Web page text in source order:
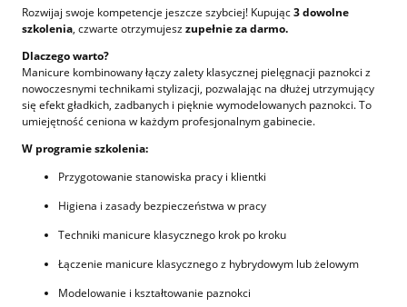
Rozwijaj swoje kompetencje jeszcze szybciej! Kupując3 dowolne
szkolenia, czwarte otrzymujeszzupełnie za darmo.
Dlaczego warto?
Manicure kombinowany łączy zalety klasycznej pielęgnacji paznokci z
nowoczesnymi technikami stylizacji, pozwalając na dłużej utrzymujący
się efekt gładkich, zadbanych i pięknie wymodelowanych paznokci. To
umiejętność ceniona w każdym profesjonalnym gabinecie.
W programie szkolenia:
Przygotowanie stanowiska pracy i klientki
Higiena i zasady bezpieczeństwa w pracy
Techniki manicure klasycznego krok po kroku
Łączenie manicure klasycznego z hybrydowym lub żelowym
Modelowanie i kształtowanie paznokci